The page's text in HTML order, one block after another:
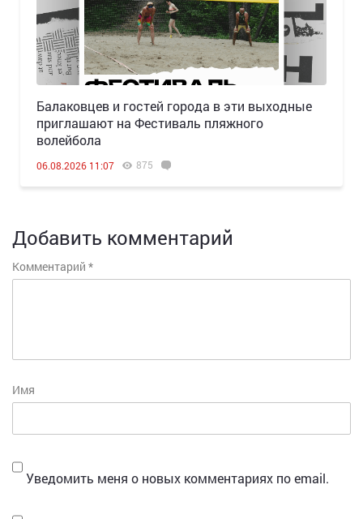
Балаковцев и гостей города в эти выходные
приглашают на Фестиваль пляжного
волейбола
06.08.2026 11:07 875
Добавить комментарий
Комментарий *
Имя
Уведомить меня о новых комментариях по email.